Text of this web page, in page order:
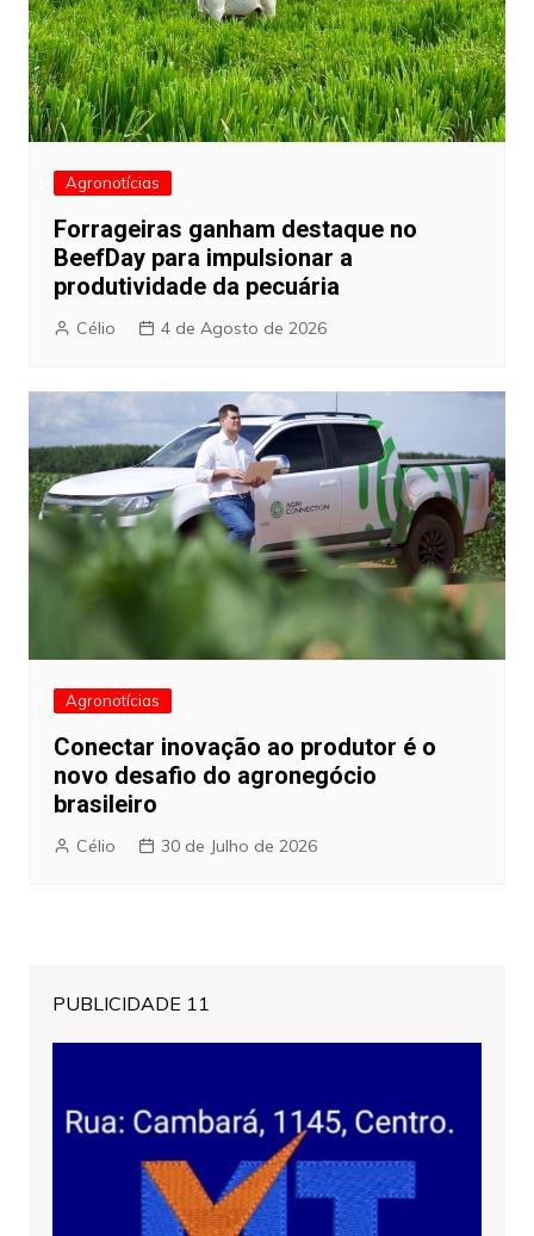
Agronotícias
Forrageiras ganham destaque no
BeefDay para impulsionar a
produtividade da pecuária
Célio 4 de Agosto de 2026
Agronotícias
Conectar inovação ao produtor é o
novo desafio do agronegócio
brasileiro
Célio 30 de Julho de 2026
PUBLICIDADE 11